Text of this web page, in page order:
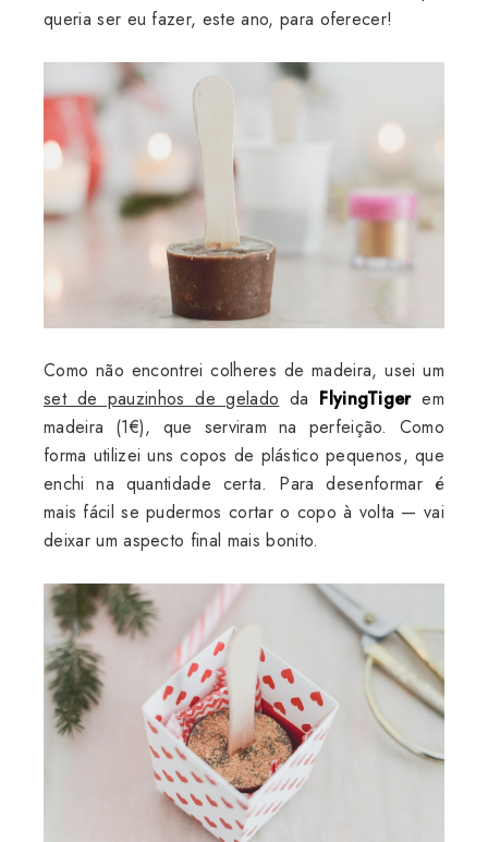
queria ser eu fazer, este ano, para oferecer!
Como não encontrei colheres de madeira, usei um
set de pauzinhos de gelado da FlyingTigerem
madeira (1€), que serviram na perfeição. Como
forma utilizei uns copos de plástico pequenos, que
enchi na quantidade certa. Para desenformar é
mais fácil se pudermos cortar o copo à volta — vai
deixar um aspecto final mais bonito.